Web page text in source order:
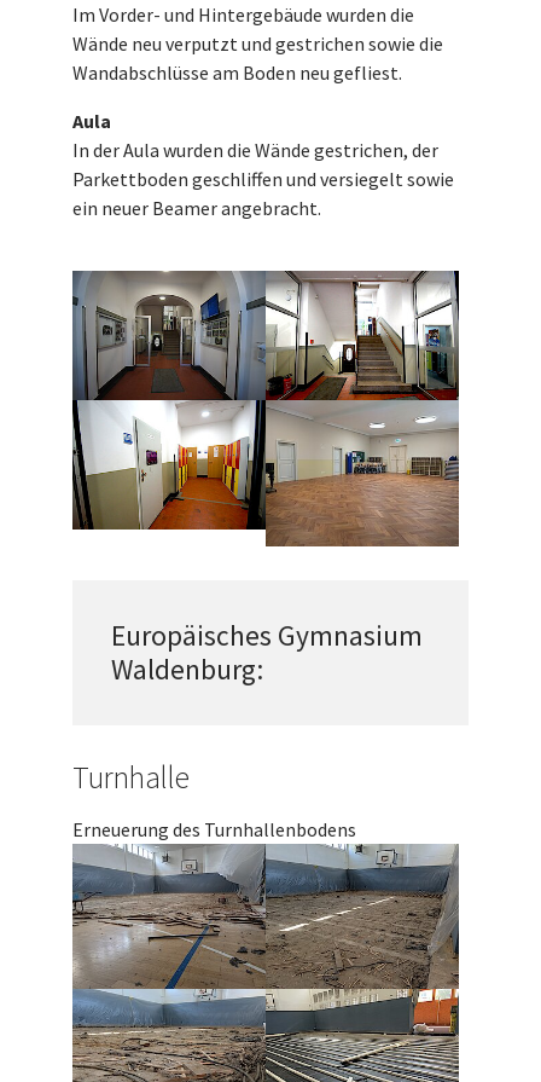
Im Vorder- und Hintergebäude wurden die
Wände neu verputzt und gestrichen sowie die
Wandabschlüsse am Boden neu gefliest.
Aula
In der Aula wurden die Wände gestrichen, der
Parkettboden geschliffen und versiegelt sowie
ein neuer Beamer angebracht.
Europäisches Gymnasium
Waldenburg:
Turnhalle
Erneuerung des Turnhallenbodens